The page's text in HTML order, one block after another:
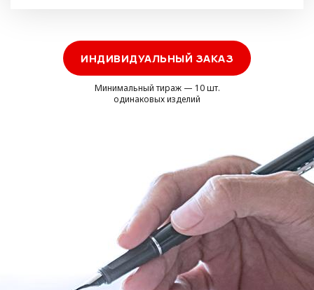
ИНДИВИДУАЛЬНЫЙ ЗАКАЗ
Минимальный тираж — 10 шт.
одинаковых изделий